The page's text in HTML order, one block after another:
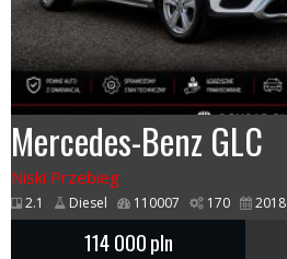
Mercedes-Benz GLC
Niski Przebieg
2.1 Diesel 110007 170 2018
114 000pln